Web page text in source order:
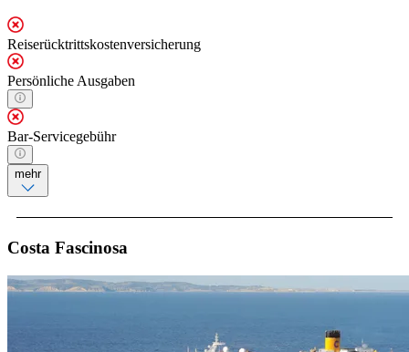
Reiserücktrittskostenversicherung
Persönliche Ausgaben
Bar-Servicegebühr
mehr
Costa Fascinosa